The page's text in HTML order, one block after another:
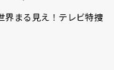
界まる見え！テレビ特捜